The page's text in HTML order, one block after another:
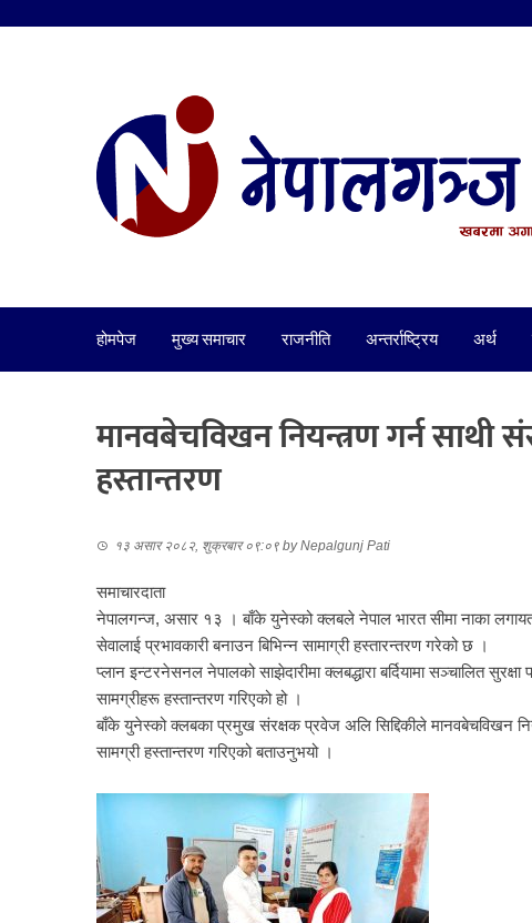
होमपेज मुख्य समाचार राजनीति अन्तर्राष्ट्रिय अर्थ
मानवबेचविखन नियन्त्रण गर्न साथी
हस्तान्तरण
१३ असार २०८२, शुक्रबार ०९:०९ byNepalgunj Pati
समाचारदाता
नेपालगन्ज, असार १३ । बाँके युनेस्को क्लबले नेपाल भारत सीमा नाका
सेवालाई प्रभावकारी बनाउन बिभिन्न सामाग्री हस्तारन्तरण गरेको छ ।
प्लान इन्टरनेसनल नेपालको साझेदारीमा क्लबद्धारा बर्दियामा सञ्चालित
सामग्रीहरू हस्तान्तरण गरिएको हो ।
बाँके युनेस्को क्लबका प्रमुख संरक्षक प्रवेज अलि सिद्दिकीले मानवबेचविखन
सामग्री हस्तान्तरण गरिएको बताउनुभयो ।